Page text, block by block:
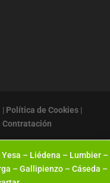
Yesa – Liédena – Lumbier –
– Gallipienzo – Cáseda –
| Política de Cookies|
Contratación